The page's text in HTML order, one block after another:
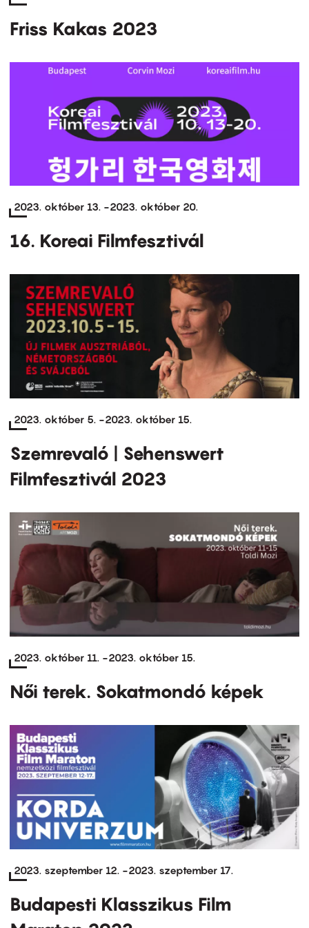
Friss Kakas 2023
2023. október 13. -2023. október 20.
16. Koreai Filmfesztivál
2023. október 5. -2023. október 15.
Szemrevaló | Sehenswert
Filmfesztivál 2023
2023. október 11. -2023. október 15.
Női terek. Sokatmondó képek
2023. szeptember 12. -2023. szeptember 17.
Budapesti Klasszikus Film